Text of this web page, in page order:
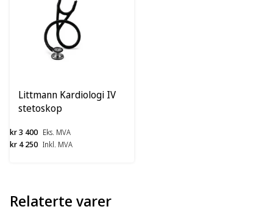
Littmann Kardiologi IV
stetoskop
kr 3 400 Eks. MVA
kr 4 250 Inkl. MVA
Relaterte varer